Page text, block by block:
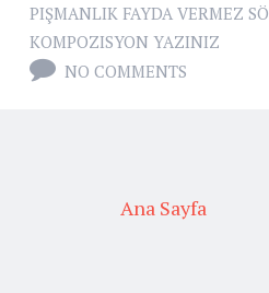
PIŞMANLIK FAYDA VERMEZ
KOMPOZISYON YAZINIZ
NO COMMENTS
Ana Sayfa